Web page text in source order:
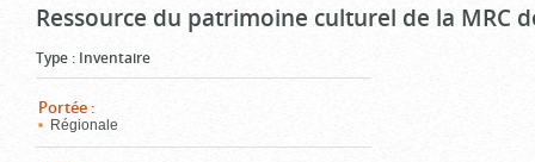
Ressource du patrimoine culturel de la MRC
Type : Inventaire
Portée :
Régionale